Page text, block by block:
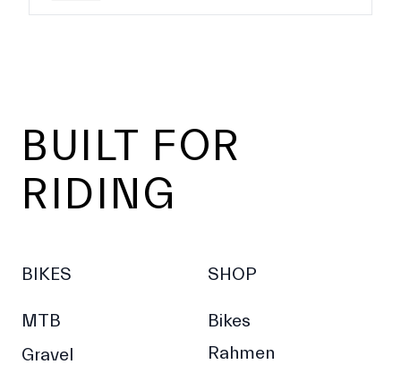
BUILT FOR
RIDING
BIKES
MTB
Gravel
SHOP
Bikes
Rahmen